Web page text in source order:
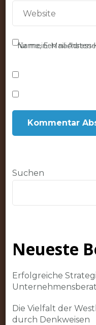
Name, E-Mail-Adresse und Website in diesem
Suchen
Neueste
Erfolgreiche
Die Vielfalt der
durch Denkweisen